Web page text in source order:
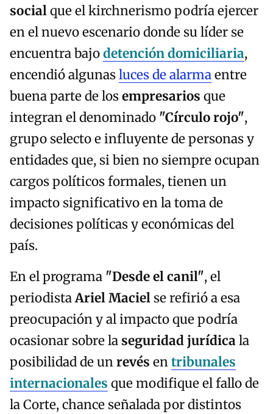
socialque el kirchnerismo podría ejercer
en el nuevo escenario donde su líder se
encuentra bajodetención domiciliaria,
encendió algunasluces de alarmaentre
buena parte de losempresarios que
integran el denominado "Círculo rojo",
grupo selecto e influyente de personas y
entidades que, si bien no siempre ocupan
cargos políticos formales, tienen un
impacto significativo en la toma de
decisiones políticas y económicas del
país.
En el programa "Desde el canil", el
periodistaAriel Maciel se refirió a esa
preocupación y al impacto que podría
ocasionar sobre la seguridad jurídicala
posibilidad de unrevés entribunales
internacionales que modifique el fallo de
la Corte, chance señalada por distintos